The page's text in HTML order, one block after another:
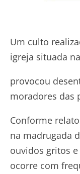
Um culto
igreja situada
provocou
moradores das
Conforme
na madrugada
ouvidos gritos e
ocorre com